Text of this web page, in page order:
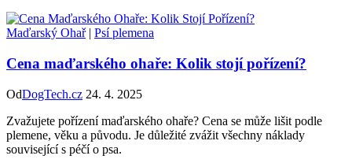
Maďarský Ohař| Psí plemena
Cena maďarského ohaře: Kolik stojí pořízení?
OdDogTech.cz 24. 4. 2025
Zvažujete pořízení maďarského ohaře? Cena se může lišit podle
plemene, věku a původu. Je důležité zvážit všechny náklady
související s péčí o psa.